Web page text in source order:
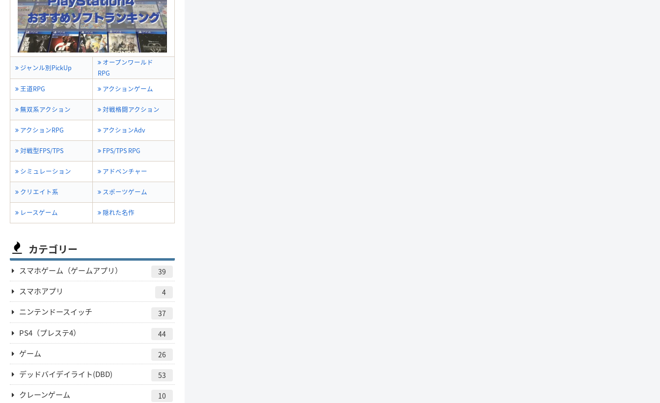
ジャンル別PickUp
オープンワールド
RPG
王道RPG
アクションゲーム
無双系アクション 対戦格闘アクション
アクションRPG アクションAdv
対戦型FPS/TPS FPS/TPS RPG
シミュレーション アドベンチャー
クリエイト系 スポーツゲーム
レースゲーム 隠れた名作
カテゴリー
スマホゲーム（ゲームアプリ） 39
スマホアプリ 4
ニンテンドースイッチ 37
PS4（プレステ4） 44
ゲーム 26
デッドバイデイライト(DBD) 53
クレーンゲーム 10